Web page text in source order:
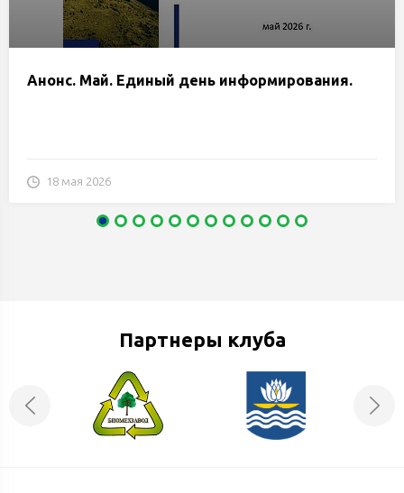
Анонс. Май. Единый день информирования.
18 мая 2026
Партнеры клуба